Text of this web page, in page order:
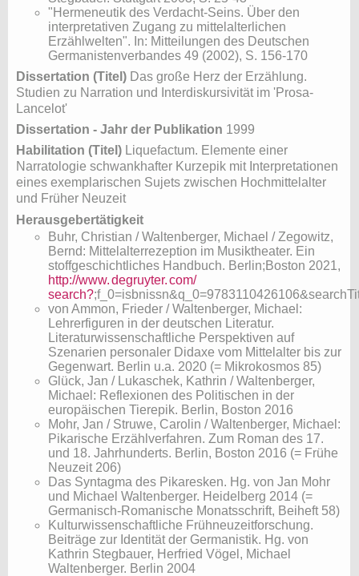
"Hermeneutik des Verdacht-Seins. Über den
interpretativen Zugang zu mittelalterlichen
Erzählwelten". In: Mitteilungen des Deutschen
Germanistenverbandes 49 (2002), S. 156-170
Dissertation (Titel) Das große Herz der Erzählung.
Studien zu Narration und Interdiskursivität im 'Prosa-
Lancelot'
Dissertation - Jahr der Publikation 1999
Habilitation (Titel) Liquefactum. Elemente einer
Narratologie schwankhafter Kurzepik mit Interpretationen
eines exemplarischen Sujets zwischen Hochmittelalter
und Früher Neuzeit
Herausgebertätigkeit
​Buhr, Christian / Waltenberger, Michael / Zegowitz,
Bernd: Mittelalterrezeption im Musiktheater. Ein
stoffgeschichtliches Handbuch. Berlin;Boston 2021,
http://www.degruyter.com/
search?
von Ammon, Frieder / Waltenberger, Michael:
Lehrerfiguren in der deutschen Literatur.
Literaturwissenschaftliche Perspektiven auf
Szenarien personaler Didaxe vom Mittelalter bis zur
Gegenwart. Berlin u.a. 2020 (= Mikrokosmos 85)
Glück, Jan / Lukaschek, Kathrin / Waltenberger,
Michael: ​Reflexionen des Politischen in der
europäischen Tierepik. Berlin, Boston 2016
Mohr, Jan / Struwe, Carolin / Waltenberger, Michael:
Pikarische Erzählverfahren. Zum Roman des 17.
und 18. Jahrhunderts. Berlin, Boston 2016 (= Frühe
Neuzeit 206)
Das Syntagma des Pikaresken. Hg. von Jan Mohr
und Michael Waltenberger. Heidelberg 2014 (=
Germanisch-Romanische Monatsschrift, Beiheft 58)
Kulturwissenschaftliche Frühneuzeitforschung.
Beiträge zur Identität der Germanistik. Hg. von
Kathrin Stegbauer, Herfried Vögel, Michael
Waltenberger. Berlin 2004